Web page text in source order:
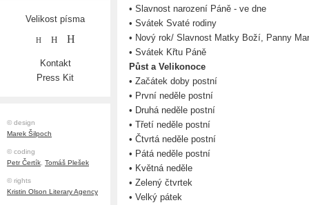
Velikost písma
H H H
Kontakt
Press Kit
© design
Marek Šilpoch
© coding
Petr Čertík, Tomáš Plešek
© rights
Kristin Olson Literary Agency
• Slavnost narození Páně - ve dne
• Svátek Svaté rodiny
• Nový rok/ Slavnost Matky Boží, Panny
• Svátek Křtu Páně
Půst a Velikonoce
• Začátek doby postní
• První neděle postní
• Druhá neděle postní
• Třetí neděle postní
• Čtvrtá neděle postní
• Pátá neděle postní
• Květná neděle
• Zelený čtvrtek
• Velký pátek